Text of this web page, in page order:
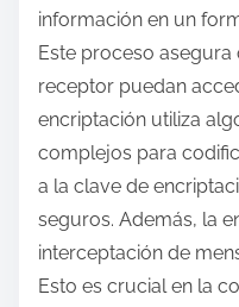
información en un
Este proceso
receptor puedan
encriptación utiliza
complejos para
a la clave de
seguros. Además, la
interceptación de
Esto es crucial en la